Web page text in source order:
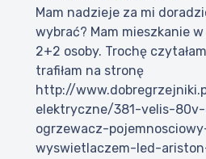
Mam nadzieje za mi
wybrać? Mam mieszkanie
2+2 osoby. Trochę
trafiłam na stronę
http://
elektryczne/381-velis-
ogrzewacz-
wyswietlaczem-led-